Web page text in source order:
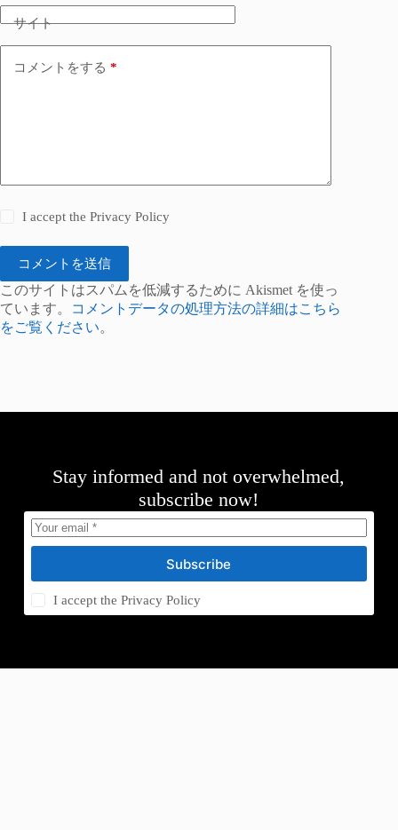
サイト
コメントをする *
I accept thePrivacy Policy
コメントを送信
このサイトはスパムを低減するために Akismet を使っ
ています。
コメントデータの処理方法の詳細はこちら
をご覧ください。
Stay informed and not overwhelmed,
subscribe now!
Subscribe
I accept thePrivacy Policy